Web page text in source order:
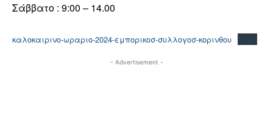
Σάββατο : 9:00 – 14.00
καλοκαιρινο-ωραριο-2024-εμπορικοσ-συλλογοσ-κορινθου Λήψη
- Advertisement -